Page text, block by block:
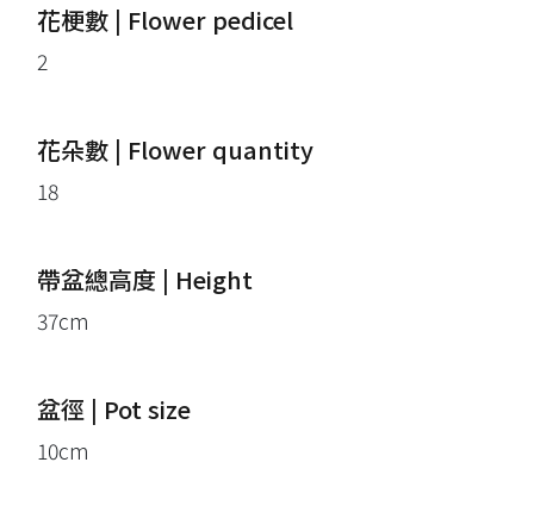
花梗數 | Flower pedicel
2
花朵數 | Flower quantity
18
帶盆總高度 | Height
37cm
盆徑 | Pot size
10cm